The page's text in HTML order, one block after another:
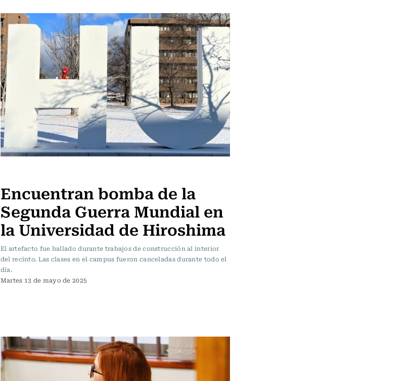
Encuentran bomba de la
Segunda Guerra Mundial en
la Universidad de Hiroshima
El artefacto fue hallado durante trabajos de construcción al interior
del recinto. Las clases en el campus fueron canceladas durante todo el
día.
Martes 13 de mayo de 2025